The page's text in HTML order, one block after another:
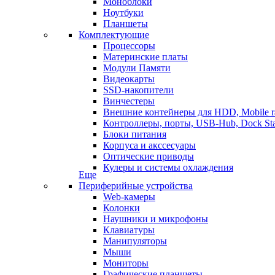
Ноутбуки
Планшеты
Комплектующие
Процессоры
Материнские платы
Модули Памяти
Видеокарты
SSD-накопители
Винчестеры
Внешние контейнеры для HDD, Mobile
Контроллеры, порты, USB-Hub, Dock
Блоки питания
Корпуса и акссесуары
Оптические приводы
Кулеры и системы охлаждения
Еще
Периферийные устройства
Web-камеры
Колонки
Наушники и микрофоны
Клавиатуры
Манипуляторы
Мыши
Мониторы